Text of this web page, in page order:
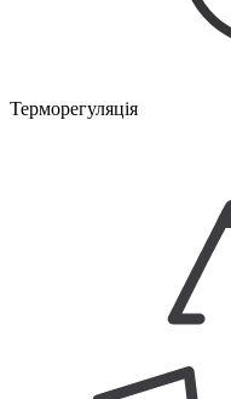
Терморегуляція